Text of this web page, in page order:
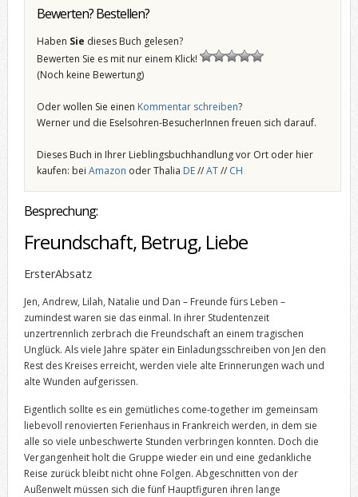
Bewerten? Bestellen?
Haben Sie dieses Buch gelesen?
Bewerten Sie es mit nur einem Klick!
(Noch keine Bewertung)
Oder wollen Sie einen Kommentar schreiben?
Werner und die Eselsohren-BesucherInnen freuen sich darauf.
Dieses Buch in Ihrer Lieblingsbuchhandlung vor Ort oder hier
kaufen: bei Amazon oder Thalia DE//AT// CH
Besprechung:
Freundschaft, Betrug, Liebe
ErsterAbsatz
Jen, Andrew, Lilah, Natalie und Dan – Freunde fürs Leben –
zumindest waren sie das einmal. In ihrer Studentenzeit
unzertrennlich zerbrach die Freundschaft an einem tragischen
Unglück. Als viele Jahre später ein Einladungsschreiben von Jen den
Rest des Kreises erreicht, werden viele alte Erinnerungen wach und
alte Wunden aufgerissen.
Eigentlich sollte es ein gemütliches come-together im gemeinsam
liebevoll renovierten Ferienhaus in Frankreich werden, in dem sie
alle so viele unbeschwerte Stunden verbringen konnten. Doch die
Vergangenheit holt die Gruppe wieder ein und eine gedankliche
Reise zurück bleibt nicht ohne Folgen. Abgeschnitten von der
Außenwelt müssen sich die fünf Hauptfiguren ihren lange